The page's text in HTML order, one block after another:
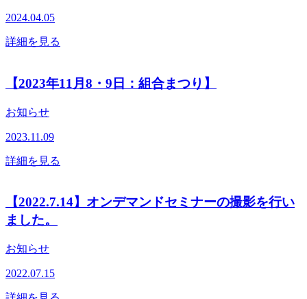
2024.04.05
詳細を見る
【2023年11月8・9日：組合まつり】
お知らせ
2023.11.09
詳細を見る
【2022.7.14】オンデマンドセミナーの撮影を行い
ました。
お知らせ
2022.07.15